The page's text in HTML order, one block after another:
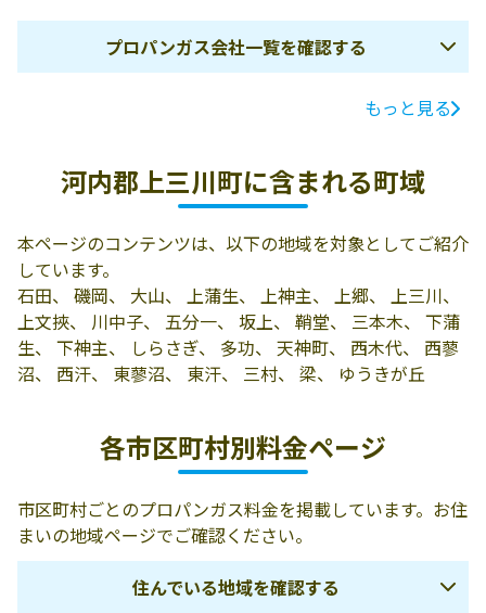
プロパンガス会社一覧を確認する
電話番号
商店／石油部
上三川4654-3
善次商店
上三川4879
有限会社遠井商
店
河内郡上三川町
上三川5002
0285-56-2013
株式会社馬場商
店
河内郡上三川町
上三川5041
0285-56-2015
もっと見る
河内郡上三川町に含まれる町域
本ページのコンテンツは、以下の地域を対象としてご紹介
しています。
石田、 磯岡、 大山、 上蒲生、 上神主、 上郷、 上三川、
上文挾、 川中子、 五分一、 坂上、 鞘堂、 三本木、 下蒲
生、 下神主、 しらさぎ、 多功、 天神町、 西木代、 西蓼
沼、 西汗、 東蓼沼、 東汗、 三村、 梁、 ゆうきが丘
各市区町村別料金ページ
市区町村ごとのプロパンガス料金を掲載しています。お住
まいの地域ページでご確認ください。
住んでいる地域を確認する